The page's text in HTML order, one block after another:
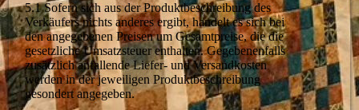
5.1 Sofern sich aus der Produktbeschreibung des
Verkäufers nichts anderes ergibt, handelt es sich bei
den angegebenen Preisen um Gesamtpreise, die die
gesetzliche Umsatzsteuer enthalten. Gegebenenfalls
zusätzlich anfallende Liefer- und Versandkosten
werden in der jeweiligen Produktbeschreibung
gesondert angegeben.